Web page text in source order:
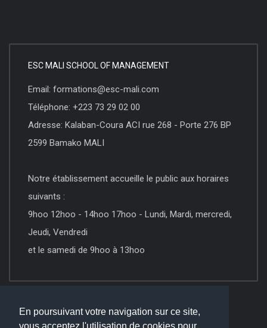
En poursuivant votre navigation sur ce site,
vous acceptez l'utilisation de cookies pour
ESC MALI SCHOOL OF MANAGEMENT
Email: formations@esc-mali.com
Téléphone: +223 73 29 02 00
Adresse: Kalaban-Coura ACI rue 268 - Porte 276 BP
2599 Bamako MALI
Notre établissement accueille le public aux horaires
suivants :
9hoo 12hoo - 14hoo 17hoo - Lundi, Mardi, mercredi,
Jeudi, Vendredi
et le samedi de 9hoo à 13hoo